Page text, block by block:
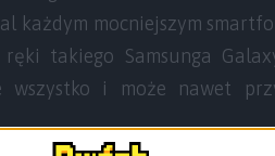
każdym mocniejszym
takiego Samsunga
wszystko i może nawet